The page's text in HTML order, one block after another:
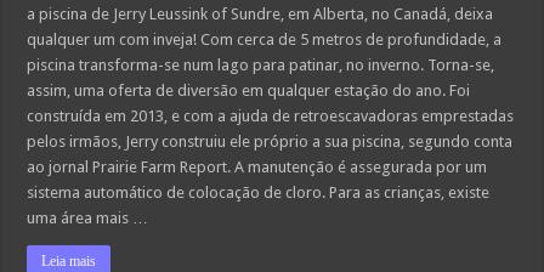
se
transforma
em
pista
gelo
no
a piscina de Jerry Leussink of Sundre, em Alberta, no Canadá, deixa
qualquer um com inveja! Com cerca de 5 metros de profundidade, a
piscina transforma-se num lago para patinar, no inverno. Torna-se,
assim, uma oferta de diversão em qualquer estação do ano. Foi
construída em 2013, e com a ajuda de retroescavadoras emprestadas
pelos irmãos, Jerry construiu ele próprio a sua piscina, segundo conta
ao jornal Prairie Farm Report. A manutenção é assegurada por um
sistema automático de colocação de cloro. Para as crianças, existe
uma área mais …
Leia mais